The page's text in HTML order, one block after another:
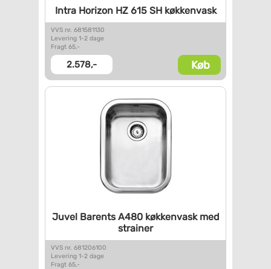
Intra Horizon HZ 615 SHkøkkenvask
VVS nr. 681581130
Levering 1-2 dage
Fragt 65,-
2.578,- Køb
Juvel Barents A480 køkkenvaskmed
strainer
VVS nr. 681206100
Levering 1-2 dage
Fragt 65,-